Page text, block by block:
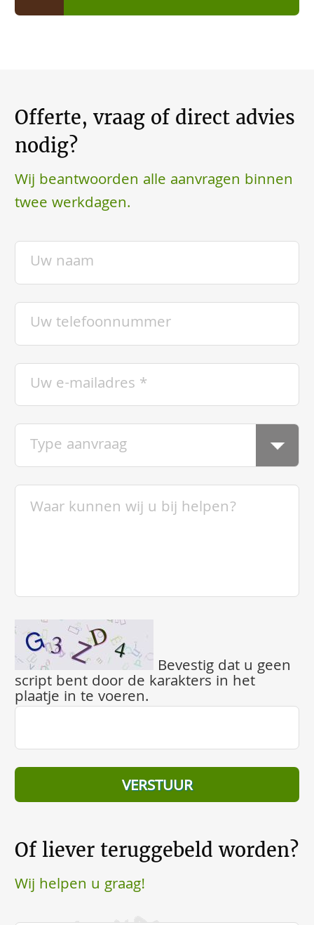
Offerte, vraag of direct advies
nodig?
Wij beantwoorden alle aanvragen binnen
twee werkdagen.
Bevestig dat u geen
script bent door de karakters in het
plaatje in te voeren.
Of liever teruggebeld worden?
Wij helpen u graag!